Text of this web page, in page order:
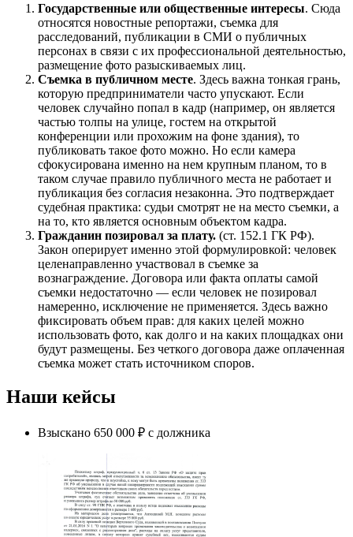
Государственные или общественные интересы. Сюда
относятся новостные репортажи, съемка для
расследований, публикации в СМИ о публичных
персонах в связи с их профессиональной деятельностью,
размещение фото разыскиваемых лиц.
Съемка в публичном месте. Здесь важна тонкая грань,
которую предприниматели часто упускают. Если
человек случайно попал в кадр (например, он является
частью толпы на улице, гостем на открытой
конференции или прохожим на фоне здания), то
публиковать такое фото можно. Но если камера
сфокусирована именно на нем крупным планом, то в
таком случае правило публичного места не работает и
публикация без согласия незаконна. Это подтверждает
судебная практика: судьи смотрят не на место съемки, а
на то, кто является основным объектом кадра.
Гражданин позировал за плату. (ст. 152.1 ГК РФ).
Закон оперирует именно этой формулировкой: человек
целенаправленно участвовал в съемке за
вознаграждение. Договора или факта оплаты самой
съемки недостаточно — если человек не позировал
намеренно, исключение не применяется. Здесь важно
фиксировать объем прав: для каких целей можно
использовать фото, как долго и на каких площадках они
будут размещены. Без четкого договора даже оплаченная
съемка может стать источником споров.
Наши кейсы
Взыскано 650 000 ₽ с должника